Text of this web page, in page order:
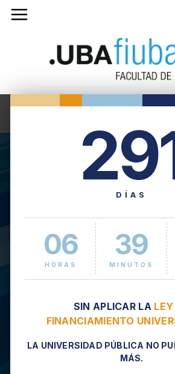
DÍAS
06
HORAS
39
MINUTOS
SIN APLICAR LA LEY
FINANCIAMIENTO
LA UNIVERSIDAD PÚBLICA NO
MÁS.